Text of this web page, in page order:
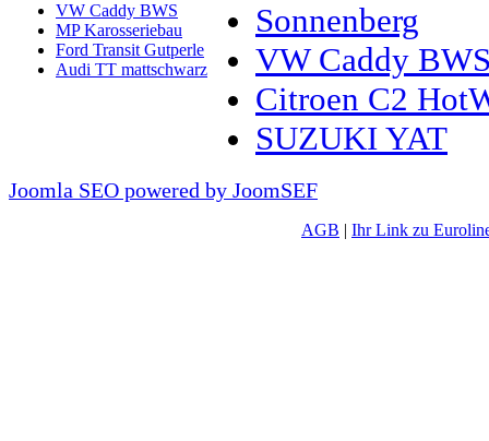
VW Caddy BWS
MP Karosseriebau
Ford Transit Gutperle
Audi TT mattschwarz
Sonnenberg
VW Caddy
Citroen C2
SUZUKI YAT
Joomla SEO powered by JoomSEF
AGB | Ihr Link zu